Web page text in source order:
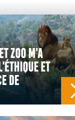
ZOO M'A
ET
DE